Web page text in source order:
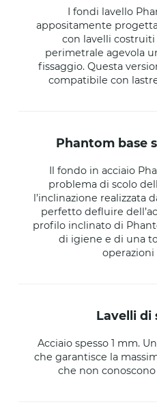
I fondi lavello
appositamente
con lavelli costruiti
perimetrale agevola
fissaggio. Questa
compatibile con
phantom base
Il fondo in acciaio
problema di scolo
l’inclinazione realizzata
perfetto defluire
profilo inclinato di
di igiene e di una
operazioni
lavelli di
Acciaio spesso 1 mm.
che garantisce la
che non